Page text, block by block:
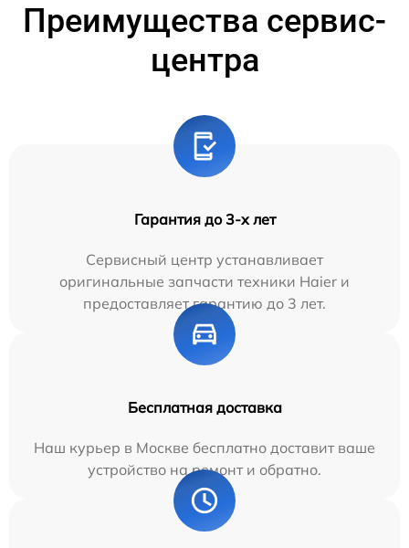
Преимущества сервис-
центра
Гарантия до 3-х лет
Сервисный центр устанавливает
оригинальные запчасти техники Haier и
предоставляет гарантию до 3 лет.
Бесплатная доставка
Наш курьер в Москве бесплатно доставит ваше
устройство на ремонт и обратно.